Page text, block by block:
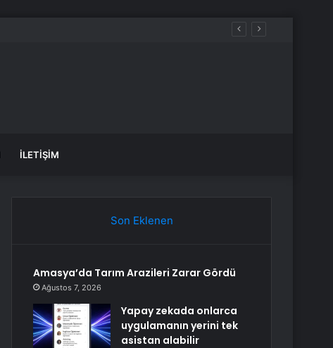
İLETIŞIM
Son Eklenen
Amasya’da Tarım Arazileri Zarar Gördü
Ağustos 7, 2026
Yapay zekada onlarca
uygulamanın yerini tek
asistan alabilir